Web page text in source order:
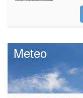
Meteo